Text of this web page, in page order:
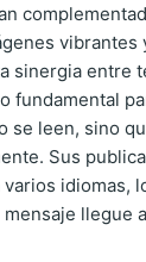
vibrantes
sinergia entre
fundamental
se leen, sino
Sus
idiomas,
llegue